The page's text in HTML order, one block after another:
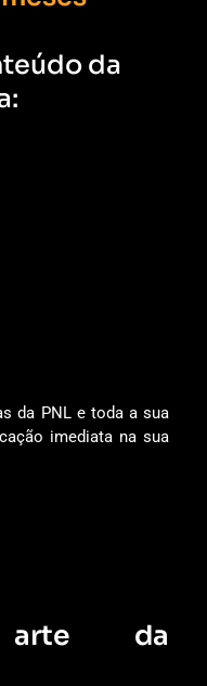
da
da PNL e toda a sua
imediata na sua
da